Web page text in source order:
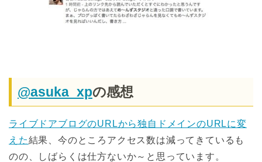
@asuka_xpの感想
ライブドアブログのURLから独自ドメインのURLに変
えた結果、今のところアクセス数は減ってきているも
のの、しばらくは仕方ないか～と思っています。